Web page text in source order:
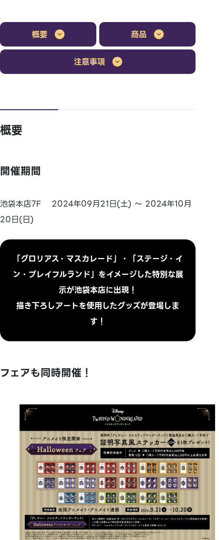
概要 商品
注意事項
概要
開催期間
池袋本店7F 2024年09月21日(土) ～ 2024年10月
20日(日)
「グロリアス・マスカレード」・「ステージ・イ
ン・プレイフルランド」をイメージした特別な展
示が池袋本店に出現！
描き下ろしアートを使用したグッズが登場しま
す！
フェアも同時開催！